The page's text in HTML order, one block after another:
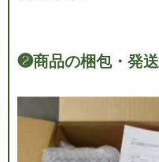
❷商品の梱包・発送